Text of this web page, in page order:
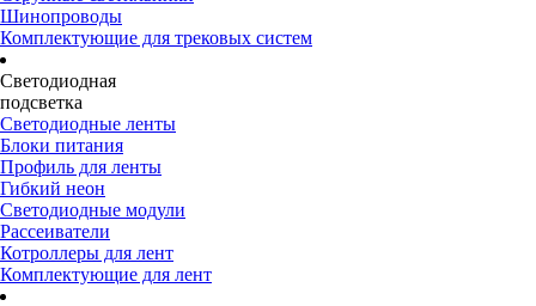
Шинопроводы
Комплектующие для трековых систем
Светодиодная
подсветка
Светодиодные ленты
Блоки питания
Профиль для ленты
Гибкий неон
Светодиодные модули
Рассеиватели
Котроллеры для лент
Комплектующие для лент